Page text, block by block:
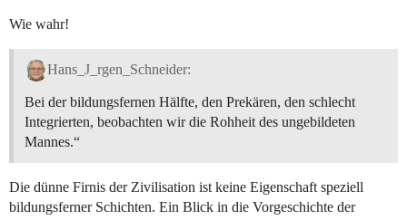
Wie wahr!
Hans_J_rgen_Schneider:
Bei der bildungsfernen Hälfte, den Prekären, den schlecht
Integrierten, beobachten wir die Rohheit des ungebildeten
Mannes.“
Die dünne Firnis der Zivilisation ist keine Eigenschaft speziell
bildungsferner Schichten. Ein Blick in die Vorgeschichte der